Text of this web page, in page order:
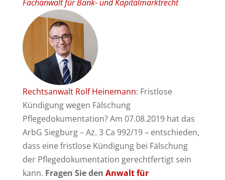
Fachanwalt für Bank- und Kapitalmarktrecht
Rechtsanwalt Rolf Heinemann: Fristlose
Kündigung wegen Fälschung
Pflegedokumentation? Am 07.08.2019 hat das
ArbG Siegburg – Az. 3 Ca 992/19 – entschieden,
dass eine fristlose Kündigung bei Fälschung
der Pflegedokumentation gerechtfertigt sein
kann. Fragen Sie den Anwalt für